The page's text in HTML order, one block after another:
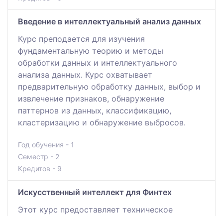
Введение в интеллектуальный анализ данных
Курс преподается для изучения
фундаментальную теорию и методы
обработки данных и интеллектуального
анализа данных. Курс охватывает
предварительную обработку данных, выбор и
извлечение признаков, обнаружение
паттернов из данных, классификацию,
кластеризацию и обнаружение выбросов.
Год обучения - 1
Семестр - 2
Кредитов - 9
Искусственный интеллект для Финтех
Этот курс предоставляет техническое